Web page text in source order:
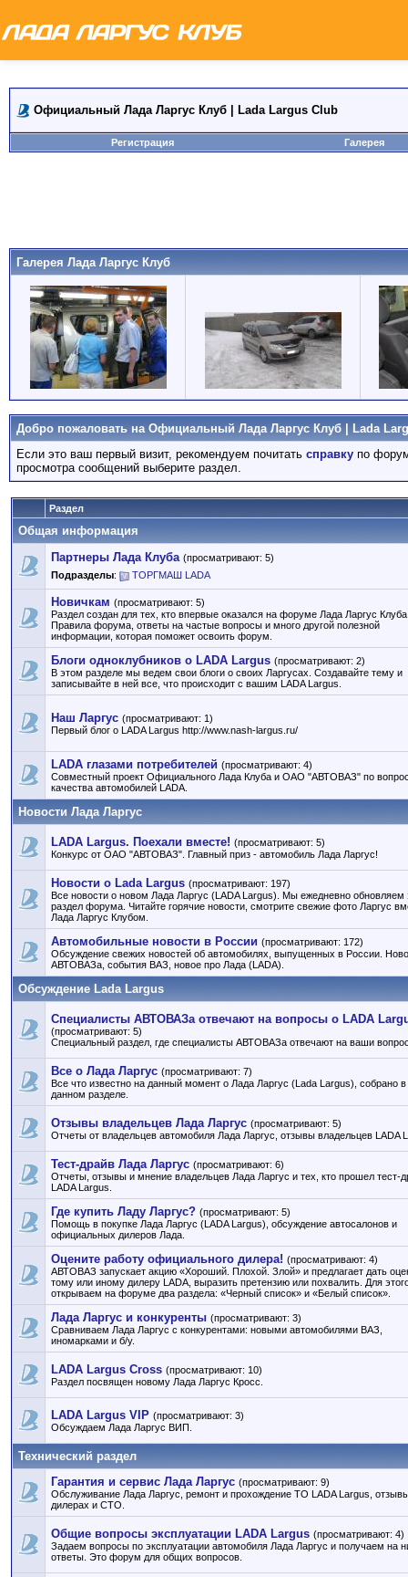
Официальный Лада Ларгус Клуб | Lada Largus Club
Регистрация Галерея
Галерея Лада Ларгус Клуб
Добро пожаловать на Официальный Лада Ларгус Клуб | Lada
Если это ваш первый визит, рекомендуем почитать справку по
просмотра сообщений выберите раздел.
Раздел
Общая информация
Партнеры Лада Клуба (просматривают: 5)
Подразделы: ТОРГМАШ LADA
Новичкам (просматривают: 5)
Раздел создан для тех, кто впервые оказался на форуме Лада Ларгус
Правила форума, ответы на частые вопросы и много другой полезной
информации, которая поможет освоить форум.
Блоги одноклубников о LADA Largus (просматривают: 2)
В этом разделе мы ведем свои блоги о своих Ларгусах. Создавайте тему и
записывайте в ней все, что происходит с вашим LADA Largus.
Наш Ларгус (просматривают: 1)
Первый блог о LADA Largus http://www.nash-largus.ru/
LADA глазами потребителей (просматривают: 4)
Совместный проект Официального Лада Клуба и ОАО "АВТОВАЗ" по
качества автомобилей LADA.
Новости Лада Ларгус
LADA Largus. Поехали вместе! (просматривают: 5)
Конкурс от ОАО "АВТОВАЗ". Главный приз - автомобиль Лада Ларгус!
Новости о Lada Largus (просматривают: 197)
Все новости о новом Лада Ларгус (LADA Largus). Мы ежедневно обновляем
раздел форума. Читайте горячие новости, смотрите свежие фото Ларгус
Лада Ларгус Клубом.
Автомобильные новости в России (просматривают: 172)
Обсуждение свежих новостей об автомобилях, выпущенных в России.
АВТОВАЗа, события ВАЗ, новое про Лада (LADA).
Обсуждение Lada Largus
Специалисты АВТОВАЗа отвечают на вопросы о LADA
(просматривают: 5)
Специальный раздел, где специалисты АВТОВАЗа отвечают на ваши
Все о Лада Ларгус (просматривают: 7)
Все что известно на данный момент о Лада Ларгус (Lada Largus), собрано в
данном разделе.
Отзывы владельцев Лада Ларгус (просматривают: 5)
Отчеты от владельцев автомобиля Лада Ларгус, отзывы владельцев LADA
Тест-драйв Лада Ларгус (просматривают: 6)
Отчеты, отзывы и мнение владельцев Лада Ларгус и тех, кто прошел тест-
LADA Largus.
Где купить Ладу Ларгус? (просматривают: 5)
Помощь в покупке Лада Ларгус (LADA Largus), обсуждение автосалонов и
официальных дилеров Лада.
Оцените работу официального дилера! (просматривают: 4)
АВТОВАЗ запускает акцию «Хороший. Плохой. Злой» и предлагает дать
тому или иному дилеру LADA, выразить претензию или похвалить. Для
открываем на форуме два раздела: «Черный список» и «Белый список».
Лада Ларгус и конкуренты (просматривают: 3)
Сравниваем Лада Ларгус с конкурентами: новыми автомобилями ВАЗ,
иномарками и б/у.
LADA Largus Cross (просматривают: 10)
Раздел посвящен новому Лада Ларгус Кросс.
LADA Largus VIP (просматривают: 3)
Обсуждаем Лада Ларгус ВИП.
Технический раздел
Гарантия и сервис Лада Ларгус (просматривают: 9)
Обслуживание Лада Ларгус, ремонт и прохождение ТО LADA Largus,
дилерах и СТО.
Общие вопросы эксплуатации LADA Largus (просматривают: 4)
Задаем вопросы по эксплуатации автомобиля Лада Ларгус и получаем на
ответы. Это форум для общих вопросов.